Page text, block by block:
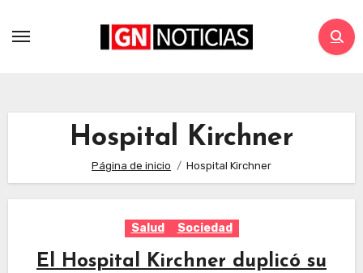
Hospital Kirchner
Página de inicio Hospital Kirchner
Salud Sociedad
El Hospital Kirchner duplicó su